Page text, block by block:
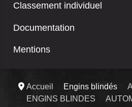
Classement individuel
Documentation
Mentions
Accueil Engins blindés
ENGINS BLINDES